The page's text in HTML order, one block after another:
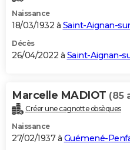
Naissance
18/03/1932 à Saint-Aignan-
Décès
26/04/2022 à Saint-Aignan-
Marcelle MADIOT (85
Créer une cagnotte obsèques
Naissance
27/02/1937 à Guémené-